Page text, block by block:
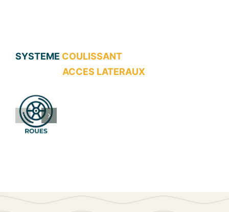
SYSTEME COULISSANT
ACCES LATERAUX